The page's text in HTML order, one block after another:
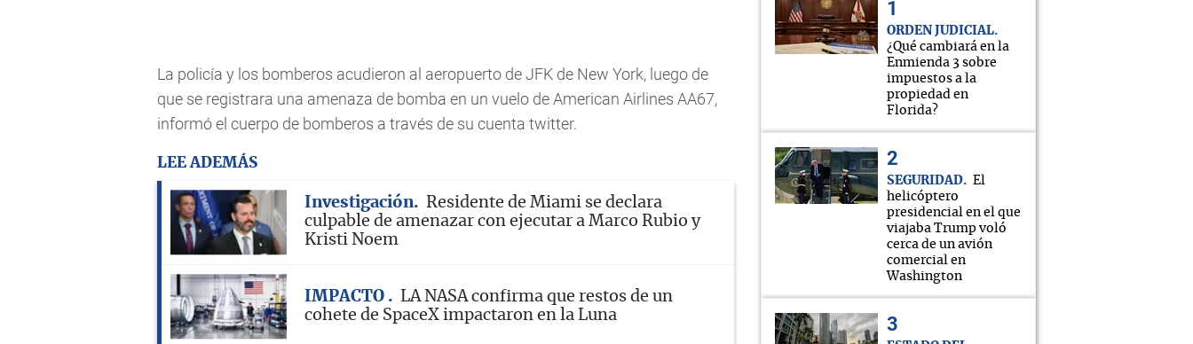
La policía y los bomberos acudieron al aeropuerto de JFK de New York, luego de
que se registrara una amenaza de bomba en un vuelo de American Airlines AA67,
informó el cuerpo de bomberos a través de su cuenta twitter.
LEE ADEMÁS
Investigación
Residente de Miami se declara
culpable de amenazar con ejecutar a Marco Rubio y
Kristi Noem
IMPACTO
LA NASA confirma que restos de un
cohete de SpaceX impactaron en la Luna
ORDEN JUDICIAL
¿Qué cambiará en la
Enmienda 3 sobre
impuestos a la
propiedad en
Florida?
SEGURIDAD
El
helicóptero
presidencial en el que
viajaba Trump voló
cerca de un avión
comercial en
Washington